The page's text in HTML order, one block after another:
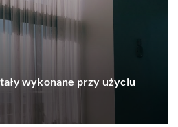
wykonane przy użyciu